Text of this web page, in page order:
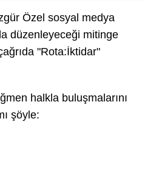
Özel sosyal medya
düzenleyeceği mitinge
"Rota:İktidar"
halkla buluşmalarını
şöyle: